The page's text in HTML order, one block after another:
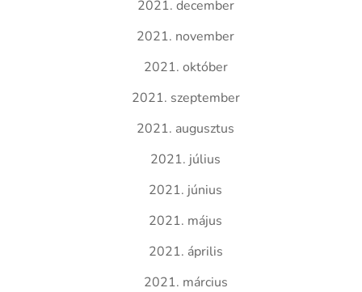
2021. december
2021. november
2021. október
2021. szeptember
2021. augusztus
2021. július
2021. június
2021. május
2021. április
2021. március